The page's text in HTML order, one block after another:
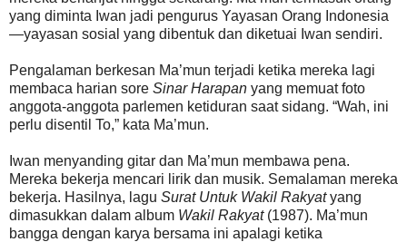
yang diminta Iwan jadi pengurus Yayasan Orang Indonesia
—yayasan sosial yang dibentuk dan diketuai Iwan sendiri.
Pengalaman berkesan Ma’mun terjadi ketika mereka lagi
membaca harian sore Sinar Harapan yang memuat foto
anggota-anggota parlemen ketiduran saat sidang. “Wah, ini
perlu disentil To,” kata Ma’mun.
Iwan menyanding gitar dan Ma’mun membawa pena.
Mereka bekerja mencari lirik dan musik. Semalaman mereka
bekerja. Hasilnya, lagu Surat Untuk Wakil Rakyatyang
dimasukkan dalam album Wakil Rakyat(1987). Ma’mun
bangga dengan karya bersama ini apalagi ketika